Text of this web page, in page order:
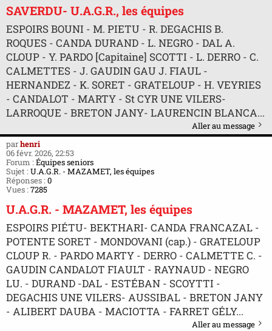
SAVERDU- U.A.G.R., les équipes
ESPOIRS BOUNI - M. PIETU - R. DEGACHIS B.
ROQUES - CANDA DURAND - L. NEGRO - DAL A.
CLOUP - Y. PARDO [Capitaine] SCOTTI - L. DERRO - C.
CALMETTES - J. GAUDIN GAU J. FIAUL -
HERNANDEZ - K. SORET - GRATELOUP - H. VEYRIES
- CANDALOT - MARTY - St CYR UNE VILERS-
LARROQUE - BRETON JANY- LAURENCIN BLANCA...
Aller au message
parhenri
06 févr. 2026, 22:53
Forum :Équipes seniors
Sujet :U.A.G.R. - MAZAMET, les équipes
Réponses :0
Vues :7285
U.A.G.R. - MAZAMET, les équipes
ESPOIRS PIÉTU- BEKTHARI- CANDA FRANCAZAL -
POTENTE SORET - MONDOVANI (cap.) - GRATELOUP
CLOUP R. - PARDO MARTY - DERRO - CALMETTE C. -
GAUDIN CANDALOT FIAULT - RAYNAUD - NEGRO
LU. - DURAND -DAL - ESTÉBAN - SCOYTTI -
DEGACHIS UNE VILERS- AUSSIBAL - BRETON JANY
- ALIBERT DAUBA - MACIOTTA - FARRET GÉLY...
Aller au message